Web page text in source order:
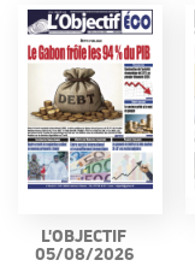
L'OBJECTIF
05/08/2026